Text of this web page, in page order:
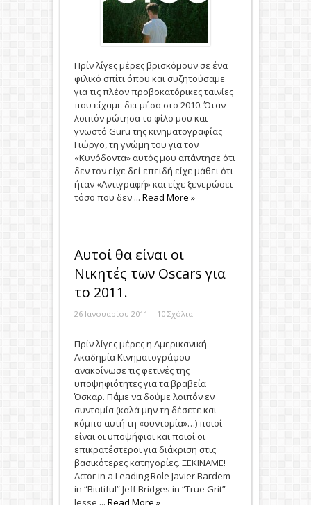
Πρίν λίγες μέρες βρισκόμουν σε ένα
φιλικό σπίτι όπου και συζητούσαμε
για τις πλέον προβοκατόρικες ταινίες
που είχαμε δει μέσα στο 2010. Όταν
λοιπόν ρώτησα το φίλο μου και
γνωστό Guru της κινηματογραφίας
Γιώργο, τη γνώμη του για τον
«Κυνόδοντα» αυτός μου απάντησε ότι
δεν τον είχε δεί επειδή είχε μάθει ότι
ήταν «Αντιγραφή» και είχε ξενερώσει
τόσο που δεν ... Read More »
Αυτοί θα είναι οι
Νικητές των Οscars για
το 2011.
26 Ιανουαρίου 2011 10 Σχόλια
Πρίν λίγες μέρες η Αμερικανική
Ακαδημία Κινηματογράφου
ανακοίνωσε τις φετινές της
υποψηφιότητες για τα βραβεία
Όσκαρ. Πάμε να δούμε λοιπόν εν
συντομία (καλά μην τη δέσετε και
κόμπο αυτή τη «συντομία»…) ποιοί
είναι οι υποψήφιοι και ποιοί οι
επικρατέστεροι για διάκριση στις
βασικότερες κατηγορίες. ΞΕΚΙΝΑΜΕ!
Actor in a Leading Role Javier Bardem
in “Biutiful” Jeff Bridges in “True Grit”
Jesse ... Read More »